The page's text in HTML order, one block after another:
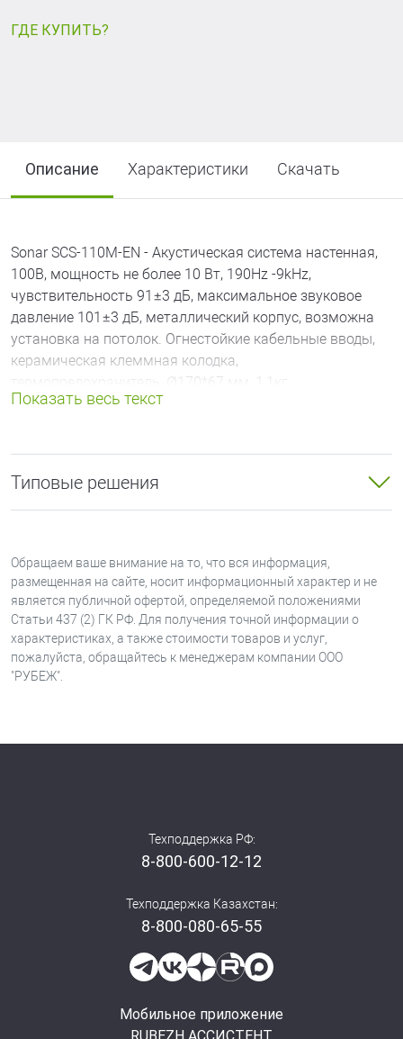
ГДЕ КУПИТЬ?
Описание Характеристики Скачать
Sonar SCS-110M-EN - Акустическая система настенная,
100В, мощность не более 10 Вт, 190Hz -9kНz,
чувствительность 91±3 дБ, максимальное звуковое
давление 101±3 дБ, металлический корпус, возможна
установка на потолок. Огнестойкие кабельные вводы,
керамическая клеммная колодка,
термопредохранитель, Ø170*67 мм, 1,1кг
Типовые решения
Обращаем ваше внимание на то, что вся информация,
размещенная на сайте, носит информационный характер и не
является публичной офертой, определяемой положениями
Статьи 437 (2) ГК РФ. Для получения точной информации о
характеристиках, а также стоимости товаров и услуг,
пожалуйста, обращайтесь к менеджерам компании ООО
"РУБЕЖ".
Техподдержка РФ:
8-800-600-12-12
Техподдержка Казахстан:
8-800-080-65-55
Мобильное приложение